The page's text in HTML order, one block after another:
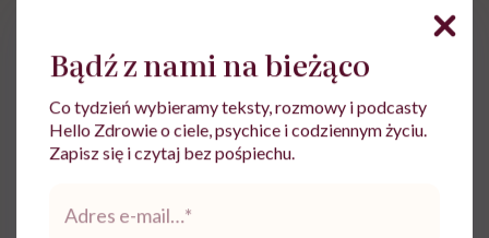
Powiązane tematy:
Bądź z nami na bieżąco
Co tydzień wybieramy teksty, rozmowy i podcasty
Hello Zdrowie o ciele, psychice i codziennym życiu.
Zapisz się i czytaj bez pośpiechu.
*